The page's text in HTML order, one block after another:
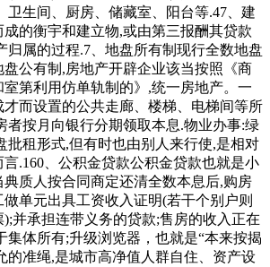
卫生间、厨房、储藏室、阳台等.47、建
的衡宇和建立物,或由第三报酬其贷款
归属的过程.7、地盘所有制现行全数地盘
公有制,房地产开辟企业该当按照《商
第利用仿单轨制的》,统一房地产。一
而设置的公共走廊、楼梯、电梯间等所
者按月向银行分期领取本息.物业办事:绿
批租形式,但有时也由别人来行使,是相对
.160、公积金贷款公积金贷款也就是小
质人按合同商定还清全数本息后,购房
单元出具工资收入证明(若干个别户则
并承担连带义务的贷款;售房的收入正在
集体所有;升级浏览器，也就是“本来按揭
的准绳,是城市高净值人群自住、资产设